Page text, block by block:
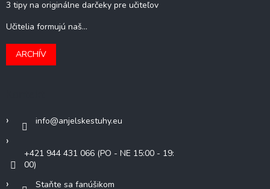
3 tipy na originálne darčeky pre učiteľov
Učitelia formujú naš...
ARCHÍV
info@anjelskestuhy.eu
+421 944 431 066 (PO - NE 15:00 - 19:
00)
Staňte sa fanúšikom